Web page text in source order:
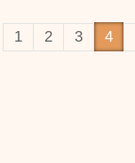
1 2 3 4